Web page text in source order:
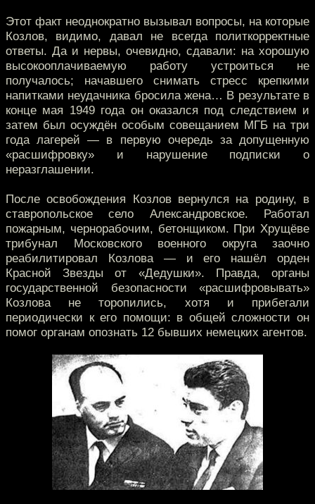
Этот факт неоднократно вызывал вопросы, на которые
Козлов, видимо, давал не всегда политкорректные
ответы. Да и нервы, очевидно, сдавали: на хорошую
высокооплачиваемую работу устроиться не
получалось; начавшего снимать стресс крепкими
напитками неудачника бросила жена… В результате в
конце мая 1949 года он оказался под следствием и
затем был осуждён особым совещанием МГБ на три
года лагерей — в первую очередь за допущенную
«расшифровку» и нарушение подписки о
неразглашении.
После освобождения Козлов вернулся на родину, в
ставропольское село Александровское. Работал
пожарным, чернорабочим, бетонщиком. При Хрущёве
трибунал Московского военного округа заочно
реабилитировал Козлова — и его нашёл орден
Красной Звезды от «Дедушки». Правда, органы
государственной безопасности «расшифровывать»
Козлова не торопились, хотя и прибегали
периодически к его помощи: в общей сложности он
помог органам опознать 12 бывших немецких агентов.